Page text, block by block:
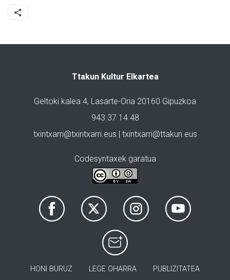
Ttakun Kultur Elkartea
Geltoki kalea 4, Lasarte-Oria 20160 Gipuzkoa
943 37 14 48
txintxarri@txintxarri.eus | txintxarri@ttakun.eus
Codesyntaxek garatua
HONI BURUZ LEGE OHARRA PUBLIZITATEA